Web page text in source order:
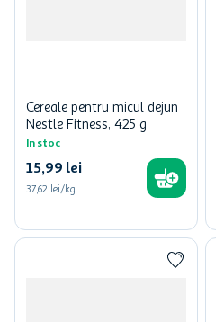
Cereale pentru micul dejun
Nestle Fitness, 425 g
In stoc
15,99 lei
37,62 lei/kg